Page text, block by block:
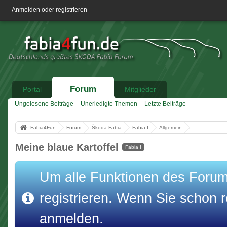
Anmelden oder registrieren
Portal Forum Mitglieder
Ungelesene Beiträge Unerledigte Themen Letzte Beiträge
Fabia4Fun Forum Škoda Fabia Fabia I Allgemein
Meine blaue Kartoffel Fabia I
Um alle Funktionen des
registrieren. Wenn Sie schon
anmelden.